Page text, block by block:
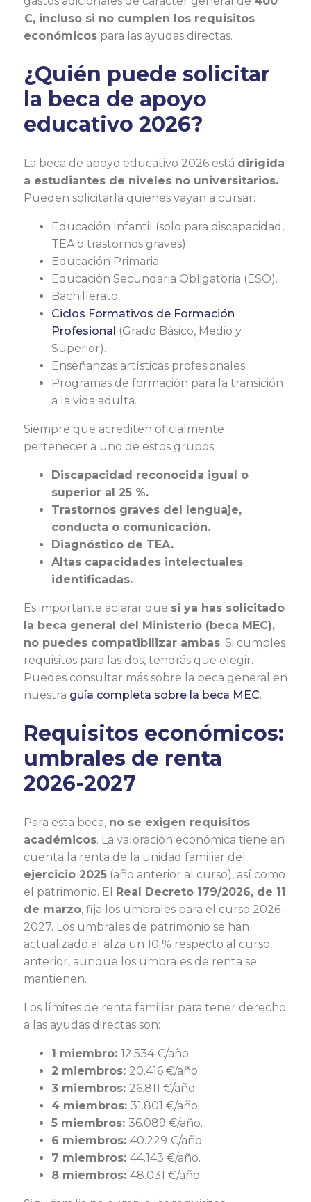
€, incluso si no cumplen los requisitos
económicos para las ayudas directas.
¿Quién puede solicitar
la beca de apoyo
educativo 2026?
La beca de apoyo educativo 2026 está dirigida
a estudiantes de niveles no universitarios.
Pueden solicitarla quienes vayan a cursar:
Educación Infantil (solo para discapacidad,
TEA o trastornos graves).
Educación Primaria.
Educación Secundaria Obligatoria (ESO).
Bachillerato.
Ciclos Formativos de Formación
Profesional (Grado Básico, Medio y
Superior).
Enseñanzas artísticas profesionales.
Programas de formación para la transición
a la vida adulta.
Siempre que acrediten oficialmente
pertenecer a uno de estos grupos:
Discapacidad reconocida igual o
superior al 25 %.
Trastornos graves del lenguaje,
conducta o comunicación.
Diagnóstico de TEA.
Altas capacidades intelectuales
identificadas.
Es importante aclarar que si ya has solicitado
la beca general del Ministerio (beca MEC),
no puedes compatibilizar ambas. Si cumples
requisitos para las dos, tendrás que elegir.
Puedes consultar más sobre la beca general en
nuestra guía completa sobre la beca MEC.
Requisitos económicos:
umbrales de renta
2026-2027
Para esta beca, no se exigen requisitos
académicos. La valoración económica tiene en
cuenta la renta de la unidad familiar del
ejercicio 2025 (año anterior al curso), así como
el patrimonio. El Real Decreto 179/2026, de 11
de marzo, fija los umbrales para el curso 2026-
2027. Los umbrales de patrimonio se han
actualizado al alza un 10 % respecto al curso
anterior, aunque los umbrales de renta se
mantienen.
Los límites de renta familiar para tener derecho
a las ayudas directas son:
1 miembro: 12.534 €/año.
2 miembros: 20.416 €/año.
3 miembros: 26.811 €/año.
4 miembros: 31.801 €/año.
5 miembros: 36.089 €/año.
6 miembros: 40.229 €/año.
7 miembros: 44.143 €/año.
8 miembros: 48.031 €/año.